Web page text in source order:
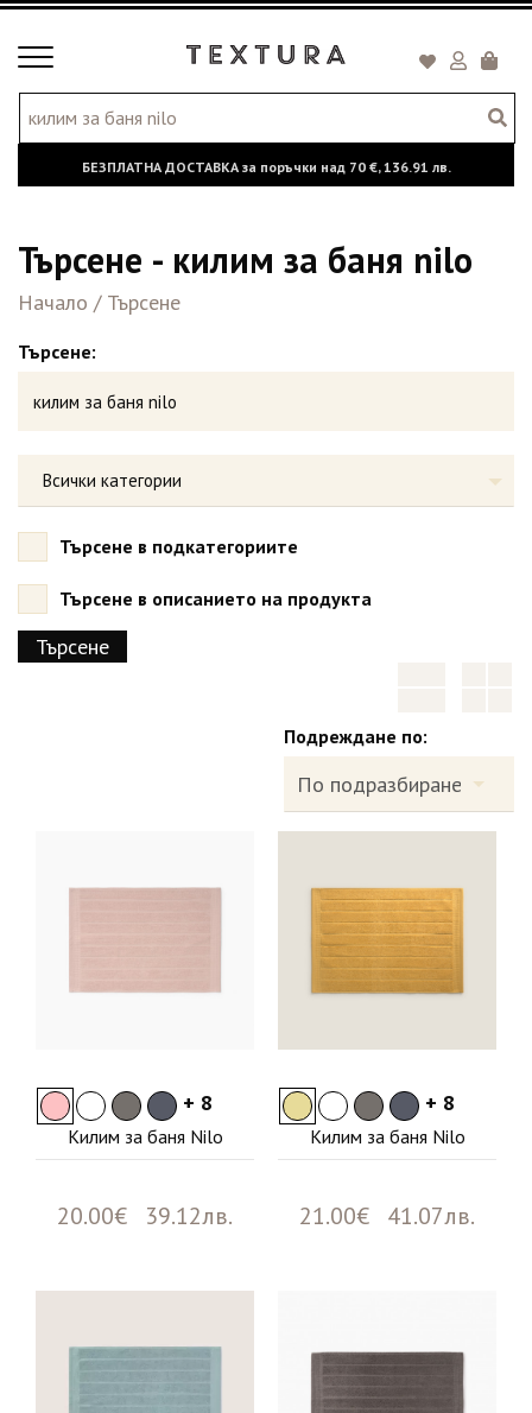
Toggle
БЕЗПЛАТНА ДОСТАВКА за поръчки над 70 €,136.91 лв.
Търсене - килим за баня nilo
Начало / Търсене
Търсене:
Всички категории
Търсене в подкатегориите
Търсене в описанието на продукта
Подреждане по:
+ 8
Килим за баня Nilo
20.00€ 39.12лв.
+ 8
Килим за баня Nilo
21.00€ 41.07лв.